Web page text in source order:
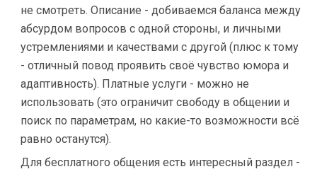
не смотреть. Описание - добиваемся баланса между
абсурдом вопросов с одной стороны, и личными
устремлениями и качествами с другой (плюс к тому
- отличный повод проявить своё чувство юмора и
адаптивность). Платные услуги - можно не
использовать (это ограничит свободу в общении и
поиск по параметрам, но какие-то возможности всё
равно останутся).
Для бесплатного общения есть интересный раздел -